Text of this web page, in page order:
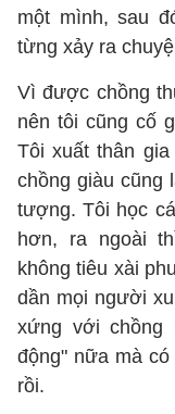
một mình, sau
từng xảy ra
Vì được chồng
nên tôi cũng cố
Tôi xuất thân
chồng giàu cũng
tượng. Tôi học
hơn, ra ngoài
không tiêu xài
dần mọi người
xứng với chồng
động" nữa mà
rồi.